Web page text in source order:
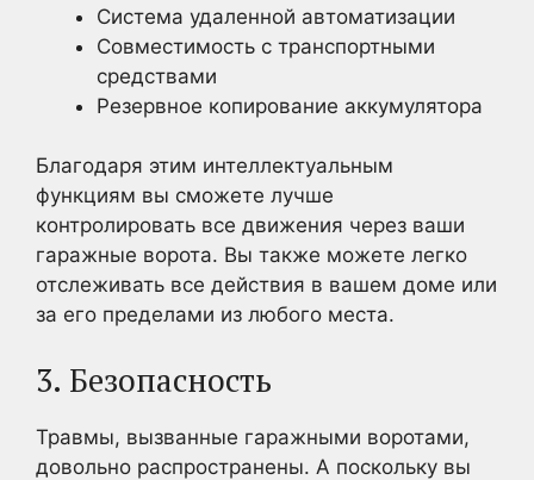
Система удаленной автоматизации
Совместимость с транспортными
средствами
Резервное копирование аккумулятора
Благодаря этим интеллектуальным
функциям вы сможете лучше
контролировать все движения через ваши
гаражные ворота. Вы также можете легко
отслеживать все действия в вашем доме или
за его пределами из любого места.
3. Безопасность
Травмы, вызванные гаражными воротами,
довольно распространены. А поскольку вы